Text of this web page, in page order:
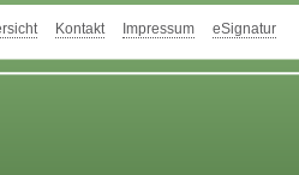
Kontakt Impressum eSignatur